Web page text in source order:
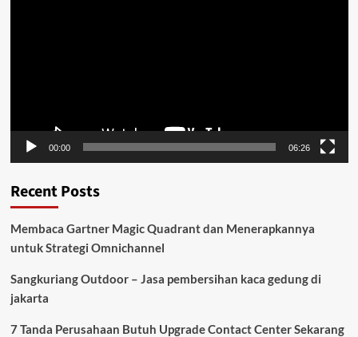
00:00 06:26
Recent Posts
Membaca Gartner Magic Quadrant dan Menerapkannya
untuk Strategi Omnichannel
Sangkuriang Outdoor – Jasa pembersihan kaca gedung di
jakarta
7 Tanda Perusahaan Butuh Upgrade Contact Center Sekarang